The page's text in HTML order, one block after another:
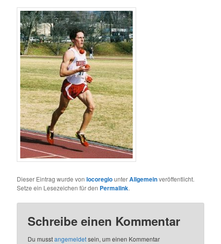
Dieser Eintrag wurde vonlocoregiounterAllgemeinveröffentlicht.
Setze ein Lesezeichen für den Permalink.
Schreibe einen Kommentar
Du musstangemeldetsein, um einen Kommentar